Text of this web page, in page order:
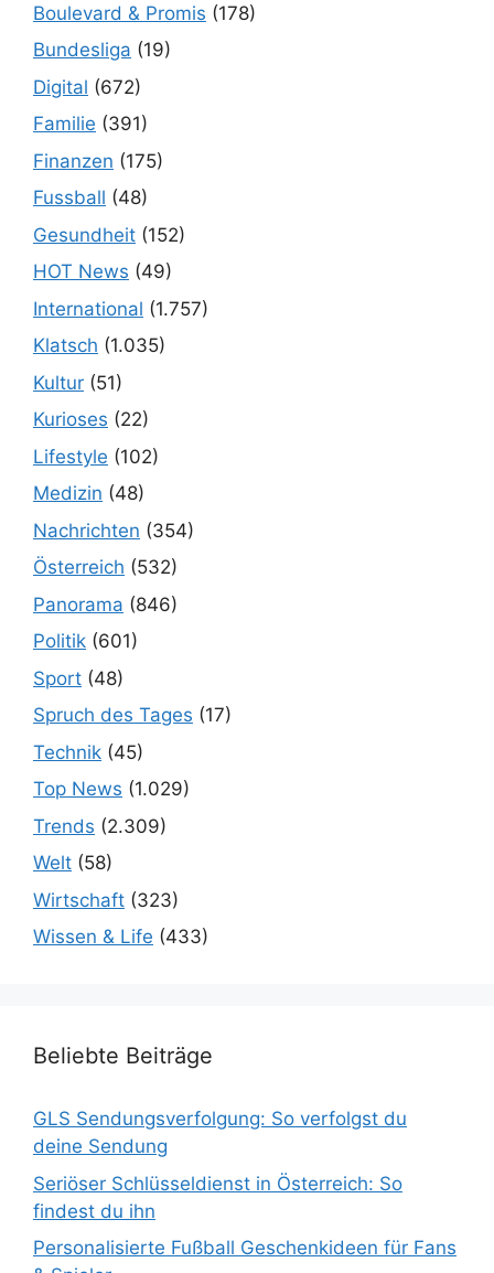
Boulevard & Promis (178)
Bundesliga (19)
Digital (672)
Familie (391)
Finanzen (175)
Fussball (48)
Gesundheit (152)
HOT News (49)
International (1.757)
Klatsch (1.035)
Kultur (51)
Kurioses (22)
Lifestyle (102)
Medizin (48)
Nachrichten (354)
Österreich (532)
Panorama (846)
Politik (601)
Sport (48)
Spruch des Tages (17)
Technik (45)
Top News (1.029)
Trends (2.309)
Welt (58)
Wirtschaft (323)
Wissen & Life (433)
Beliebte Beiträge
GLS Sendungsverfolgung: So verfolgst du
deine Sendung
Seriöser Schlüsseldienst in Österreich: So
findest du ihn
Personalisierte Fußball Geschenkideen für Fans